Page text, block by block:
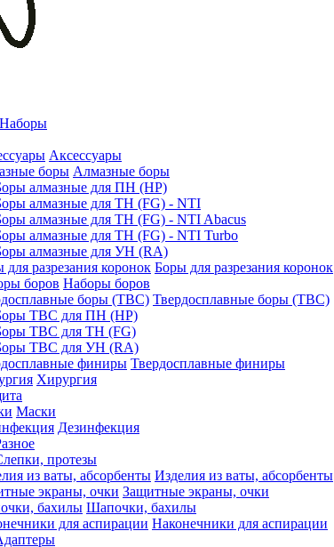
Аксессуары
Алмазные боры
алмазные для ПН (HP)
алмазные для ТН (FG) - NTI
алмазные для ТН (FG) - NTI Abacus
алмазные для ТН (FG) - NTI Turbo
алмазные для УН (RA)
Боры для разрезания коронок
Наборы боров
Твердосплавные боры (ТВС)
ТВС для ПН (HP)
ТВС для ТН (FG)
ТВС для УН (RA)
Твердосплавные финиры
Хирургия
Маски
Дезинфекция
протезы
Изделия из ваты, абсорбенты
Защитные экраны, очки
Шапочки, бахилы
Наконечники для аспирации